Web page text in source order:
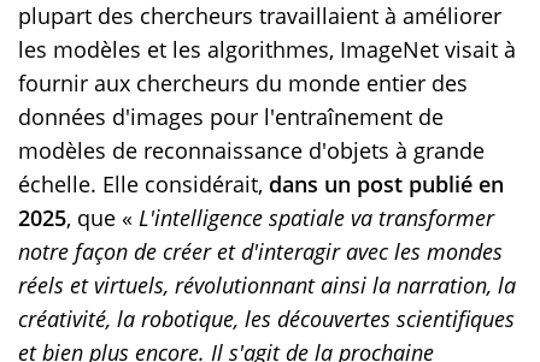
plupart des chercheurs travaillaient à améliorer
les modèles et les algorithmes, ImageNet visait à
fournir aux chercheurs du monde entier des
données d'images pour l'entraînement de
modèles de reconnaissance d'objets à grande
échelle. Elle considérait, dans un post publié en
2025, que « L'intelligence spatiale va transformer
notre façon de créer et d'interagir avec les mondes
réels et virtuels, révolutionnant ainsi la narration, la
créativité, la robotique, les découvertes scientifiques
et bien plus encore. Il s'agit de la prochaine